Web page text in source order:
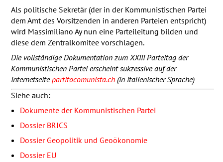
Als politische Sekretär (der in der Kommunistischen Partei
dem Amt des Vorsitzenden in anderen Parteien entspricht)
wird Massimiliano Ay nun eine Parteileitung bilden und
diese dem Zentralkomitee vorschlagen.
Die vollständige Dokumentation zum XXIIIParteitag der
Kommunistischen Partei erscheint sukzessive auf der
Internetseitepartitocomunista.ch(in italienischer Sprache)
Siehe auch:
Dokumente der Kommunistischen Partei
Dossier BRICS
Dossier Geopolitik und Geoökonomie
Dossier EU